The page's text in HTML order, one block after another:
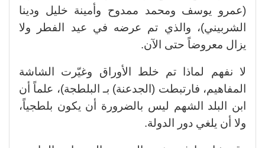
(عمرو يوسف ومحمد ممدوح وأمينة خليل ودينا
الشربيني)، والذي تم عرضه في عيد الفطر ولا
يزال معروضاً حتى الآن.
لا نفهم لماذا تم خلط الأوراق وغيّرت الشاشة
المفاهيم، فارتبطت (الجدعنة) بـ البلطجة)، علماً أن
ابن البلد الشهم ليس بالضرورة أن يكون بلطجياً،
ولا أن يلغي دور الدولة.